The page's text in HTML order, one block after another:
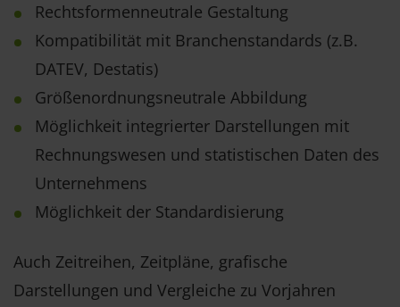
Rechtsformenneutrale Gestaltung
Kompatibilität mit Branchenstandards (z.B.
DATEV, Destatis)
Größenordnungsneutrale Abbildung
Möglichkeit integrierter Darstellungen mit
Rechnungswesen und statistischen Daten des
Unternehmens
Möglichkeit der Standardisierung
Auch Zeitreihen, Zeitpläne, grafische
Darstellungen und Vergleiche zu Vorjahren